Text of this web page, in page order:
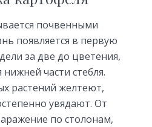
почвенными
появляется в первую
за две до цветения,
части стебля.
растений желтеют,
увядают. От
по столонам,